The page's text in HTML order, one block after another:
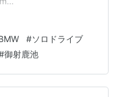
ロの駅ながと 白樺湖
（立石公園） おわり
くろねこの場合、
で泊まることが多い
#ソロドライブ
御射鹿池